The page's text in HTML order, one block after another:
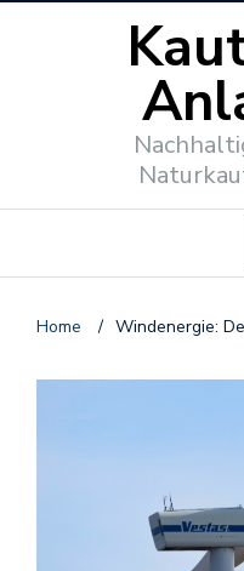
Home / Windenergie: